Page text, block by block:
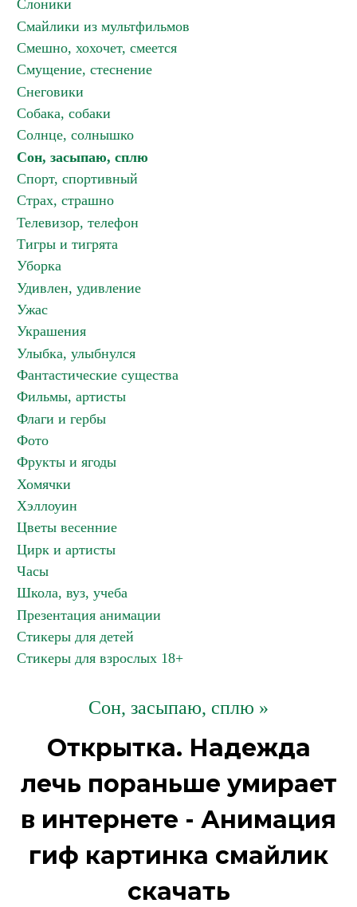
Слоники
Смайлики из мультфильмов
Смешно, хохочет, смеется
Смущение, стеснение
Снеговики
Собака, собаки
Солнце, солнышко
Сон, засыпаю, сплю
Спорт, спортивный
Страх, страшно
Телевизор, телефон
Тигры и тигрята
Уборка
Удивлен, удивление
Ужас
Украшения
Улыбка, улыбнулся
Фантастические существа
Фильмы, артисты
Флаги и гербы
Фото
Фрукты и ягоды
Хомячки
Хэллоуин
Цветы весенние
Цирк и артисты
Часы
Школа, вуз, учеба
Презентация анимации
Стикеры для детей
Стикеры для взрослых 18+
Сон, засыпаю, сплю »
Открытка. Надежда
лечь пораньше умирает
в интернете - Анимация
гиф картинка смайлик
скачать